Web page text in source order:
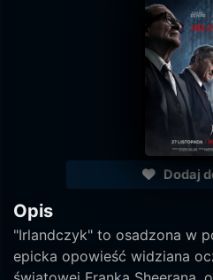
Dodaj
Opis
"Irlandczyk" to osadzona w
epicka opowieść widziana